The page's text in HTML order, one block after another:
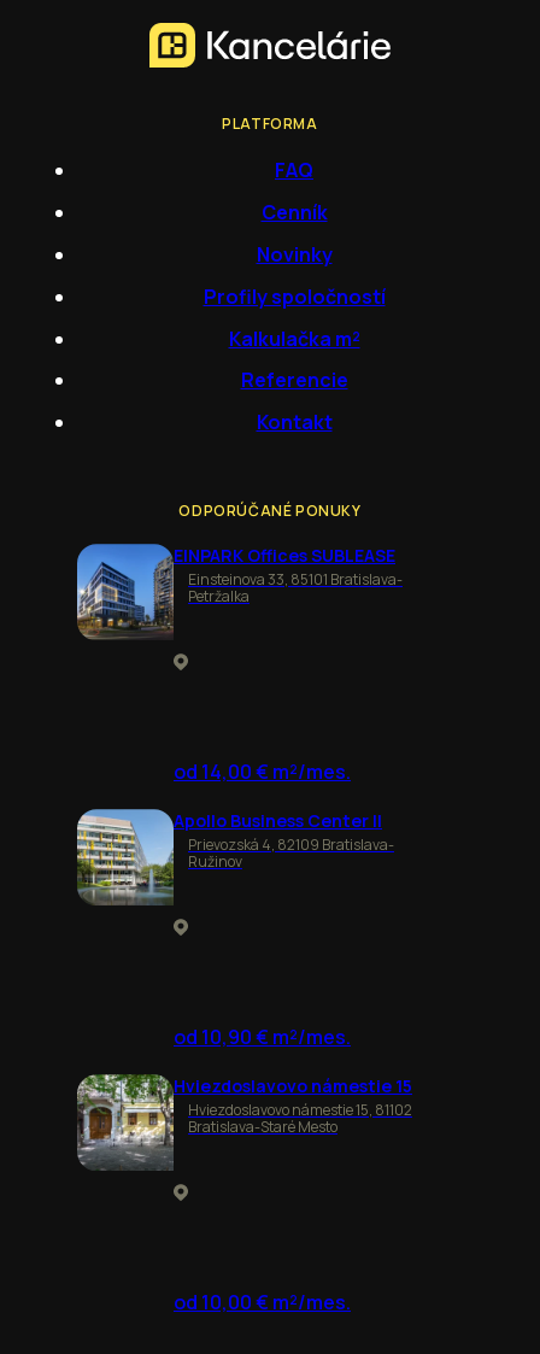
PLATFORMA
FAQ
Cenník
Novinky
Profily spoločností
Kalkulačka m²
Referencie
Kontakt
ODPORÚČANÉ PONUKY
EINPARK Offices SUBLEASE
Einsteinova 33, 85101 Bratislava-
Petržalka
od 14,00 € m²/mes.
Apollo Business Center II
Prievozská 4, 82109 Bratislava-
Ružinov
od 10,90 € m²/mes.
Hviezdoslavovo námestie 15
Hviezdoslavovo námestie 15, 81102
Bratislava-Staré Mesto
od 10,00 € m²/mes.